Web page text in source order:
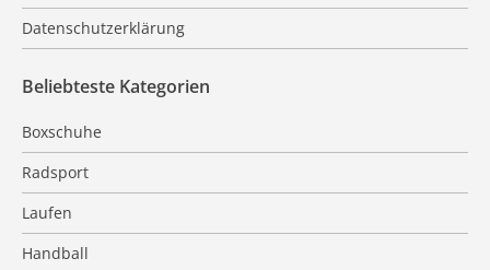
Datenschutzerklärung
Beliebteste Kategorien
Boxschuhe
Radsport
Laufen
Handball